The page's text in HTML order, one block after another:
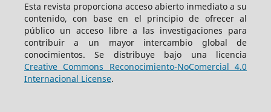
Esta revista proporciona acceso abierto inmediato a su
contenido, con base en el principio de ofrecer al
público un acceso libre a las investigaciones para
contribuir a un mayor intercambio global de
conocimientos. Se distribuye bajo una licencia
Creative Commons Reconocimiento-NoComercial 4.0
Internacional License.